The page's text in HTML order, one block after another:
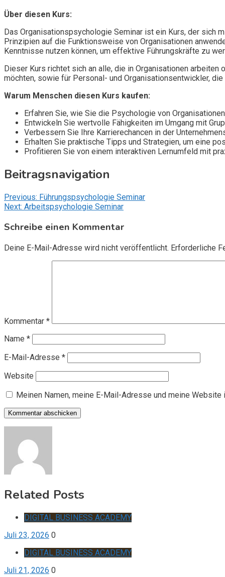
Über diesen Kurs:
Das Organisationspsychologie Seminar ist ein Kurs, der sich
Prinzipien auf die Funktionsweise von Organisationen
Kenntnisse nutzen können, um effektive Führungskräfte zu
Dieser Kurs richtet sich an alle, die in Organisationen
möchten, sowie für Personal- und Organisationsentwickler,
Warum Menschen diesen Kurs kaufen:
Erfahren Sie, wie Sie die Psychologie von
Entwickeln Sie wertvolle Fähigkeiten im Umgang mit
Verbessern Sie Ihre Karrierechancen in der
Erhalten Sie praktische Tipps und Strategien, um eine
Profitieren Sie von einem interaktiven Lernumfeld mit
Beitragsnavigation
Previous: Führungspsychologie Seminar
Next: Arbeitspsychologie Seminar
Schreibe einen Kommentar
Deine E-Mail-Adresse wird nicht veröffentlicht. Erforderliche
Kommentar *
Name *
E-Mail-Adresse *
Website
Meinen Namen, meine E-Mail-Adresse und meine
Related Posts
DIGITAL BUSINESS ACADEMY
Juli 23, 2026 0
DIGITAL BUSINESS ACADEMY
Juli 21, 2026 0